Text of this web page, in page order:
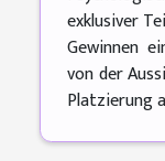
exklusiver
Gewinnen
von der
Platzierung